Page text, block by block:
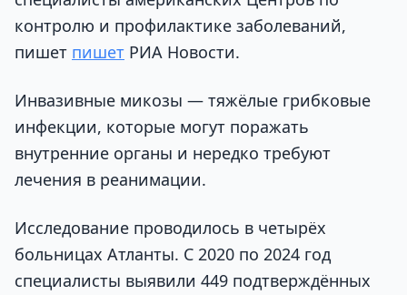
контролю и профилактике заболеваний,
пишет пишет РИА Новости.
Инвазивные микозы — тяжёлые грибковые
инфекции, которые могут поражать
внутренние органы и нередко требуют
лечения в реанимации.
Исследование проводилось в четырёх
больницах Атланты. С 2020 по 2024 год
специалисты выявили 449 подтверждённых